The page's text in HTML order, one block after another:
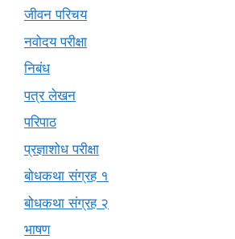
जीवन परिचय
नवोदय परीक्षा
निबंध
पत्र लेखन
परिपाठ
प्रज्ञाशोध परीक्षा
बोधकथा संग्रह १
बोधकथा संग्रह २
भाषण